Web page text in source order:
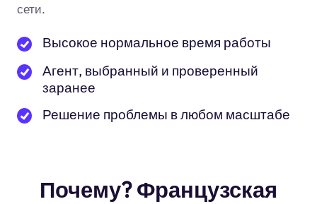
сети.
Высокое нормальное время работы
Агент, выбранный и проверенный
заранее
Решение проблемы в любом масштабе
Почему? Французская